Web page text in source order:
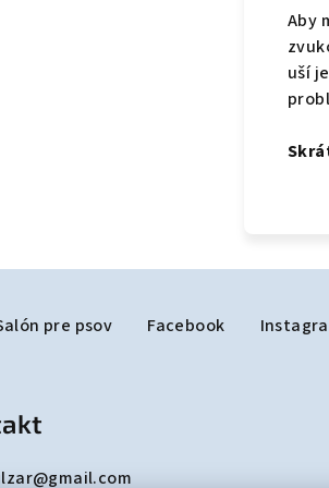
Aby
uší
pre psov Facebook
@gmail.com